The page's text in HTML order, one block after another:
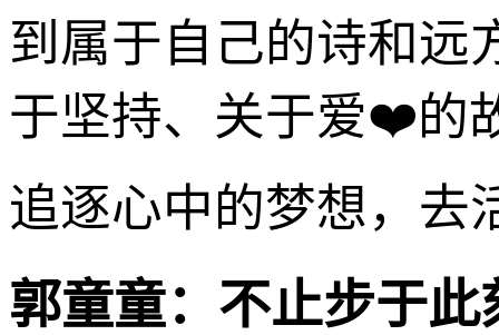
到属于自己的诗和远
于坚持、关于爱❤️的
追逐心中的梦想，去
郭童童：不止步于